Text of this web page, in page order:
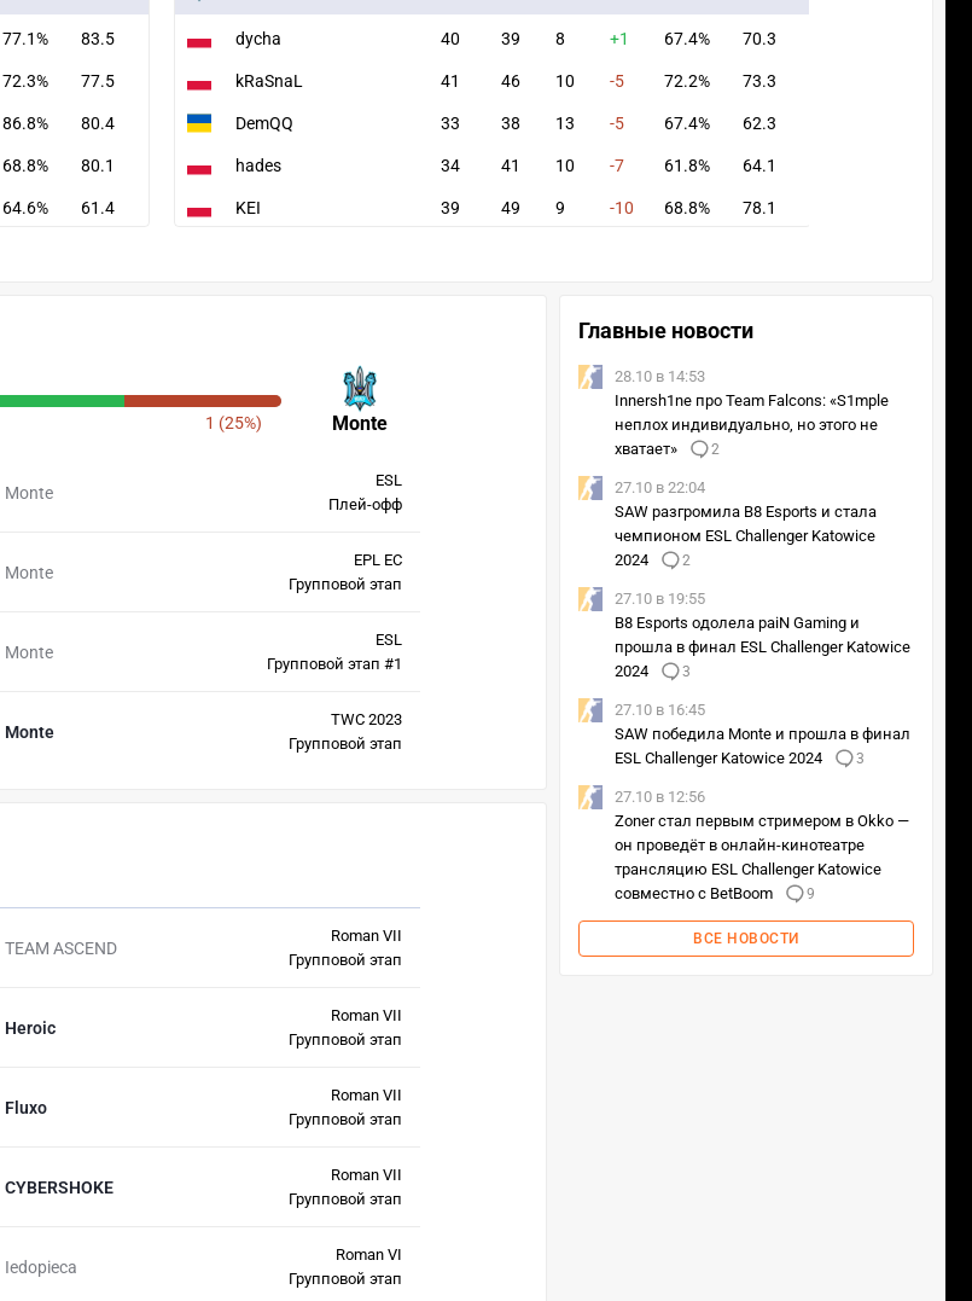
77.1% 83.5
72.3% 77.5
86.8% 80.4
68.8% 80.1
64.6% 61.4
dycha 40 39 8 +1 67.4% 70.3
kRaSnaL 41 46 10 -5 72.2% 73.3
DemQQ 33 38 13 -5 67.4% 62.3
hades 34 41 10 -7 61.8% 64.1
KEI 39 49 9 -10 68.8% 78.1
Monte
1 (25%)
Monte
ESL
Плей-офф
Monte
EPL EC
Групповой этап
Monte
ESL
Групповой этап #1
Monte
TWC 2023
Групповой этап
TEAM ASCEND
Roman VII
Групповой этап
Heroic
Roman VII
Групповой этап
Fluxo
Roman VII
Групповой этап
CYBERSHOKE
Roman VII
Групповой этап
Iedopieca
Roman VI
Групповой этап
Главные новости
28.10 в 14:53
Innersh1ne про Team Falcons: «S1mple
неплох индивидуально, но этого не
хватает»
2
27.10 в 22:04
SAW разгромила B8 Esports и стала
чемпионом ESL Challenger Katowice
2024
2
27.10 в 19:55
B8 Esports одолела paiN Gaming и
прошла в финал ESL Challenger Katowice
2024
3
27.10 в 16:45
SAW победила Monte и прошла в финал
ESL Challenger Katowice 2024
3
27.10 в 12:56
Zoner стал первым стримером в Okko —
он проведёт в онлайн-кинотеатре
трансляцию ESL Challenger Katowice
совместно с BetBoom
9
ВСЕ НОВОСТИ